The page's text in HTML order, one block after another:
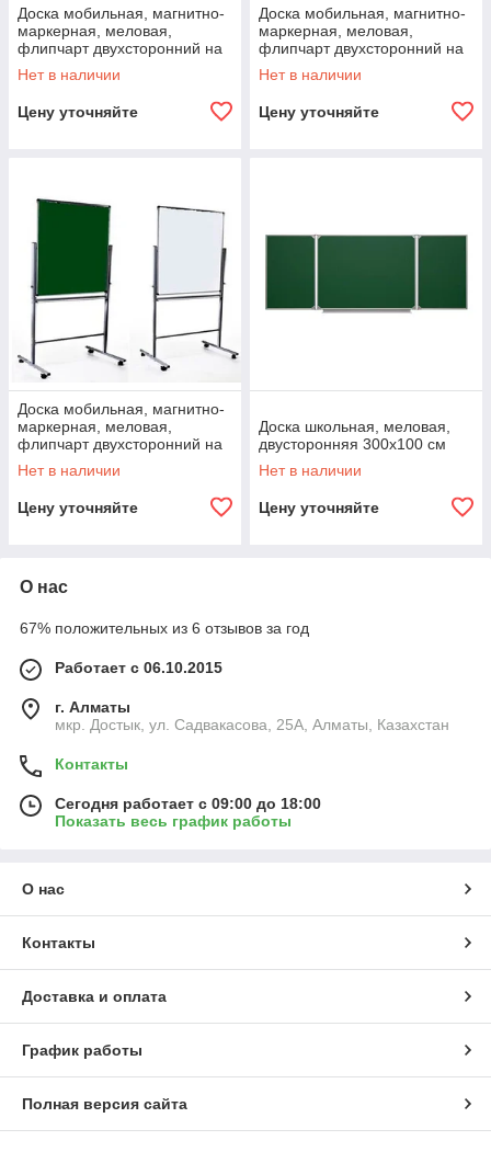
Доска мобильная, магнитно-
маркерная, меловая,
флипчарт двухсторонний на
колесах 100x200 см
Нет в наличии
Цену уточняйте
Доска мобильная, магнитно-
маркерная, меловая,
флипчарт двухсторонний на
колесах 120x180 см
Нет в наличии
Цену уточняйте
Доска мобильная, магнитно-
маркерная, меловая,
флипчарт двухсторонний на
колесах 90x120 см
Нет в наличии
Цену уточняйте
Доска школьная, меловая,
двусторонняя 300x100 см
Нет в наличии
Цену уточняйте
О нас
67% положительных из 6 отзывов за год
Работает с 06.10.2015
г. Алматы
мкр. Достык, ул. Садвакасова, 25А, Алматы, Казахстан
Контакты
Сегодня работает с 09:00 до 18:00
Показать весь график работы
О нас
Контакты
Доставка и оплата
График работы
Полная версия сайта